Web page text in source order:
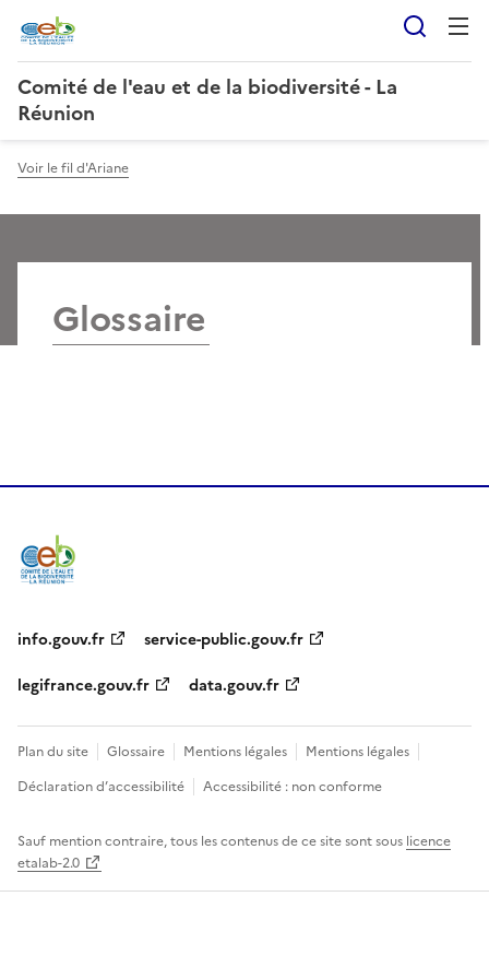
Comité de l'eau et de la biodiversité - La
Réunion
Voir le fil d'Ariane
Glossaire
info.gouv.fr
service-public.gouv.fr
legifrance.gouv.fr
data.gouv.fr
Plan du site Glossaire Mentions légales
Mentions légales
Déclaration d’accessibilité
Accessibilité : non conforme
Sauf mention contraire, tous les contenus de ce site sont sous licence
etalab-2.0